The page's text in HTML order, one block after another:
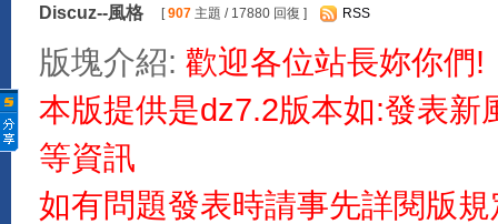
Discuz--風格 [907主題 / 17880 回復 ] RSS
版塊介紹: 歡迎各位站長妳你們!
本版提供是dz7.2版本如:發表
等資訊
如有問題發表時請事先詳閱版